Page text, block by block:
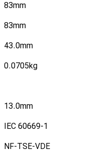
83mm
83mm
43.0mm
0.0705kg
13.0mm
IEC 60669-1
NF-TSE-VDE